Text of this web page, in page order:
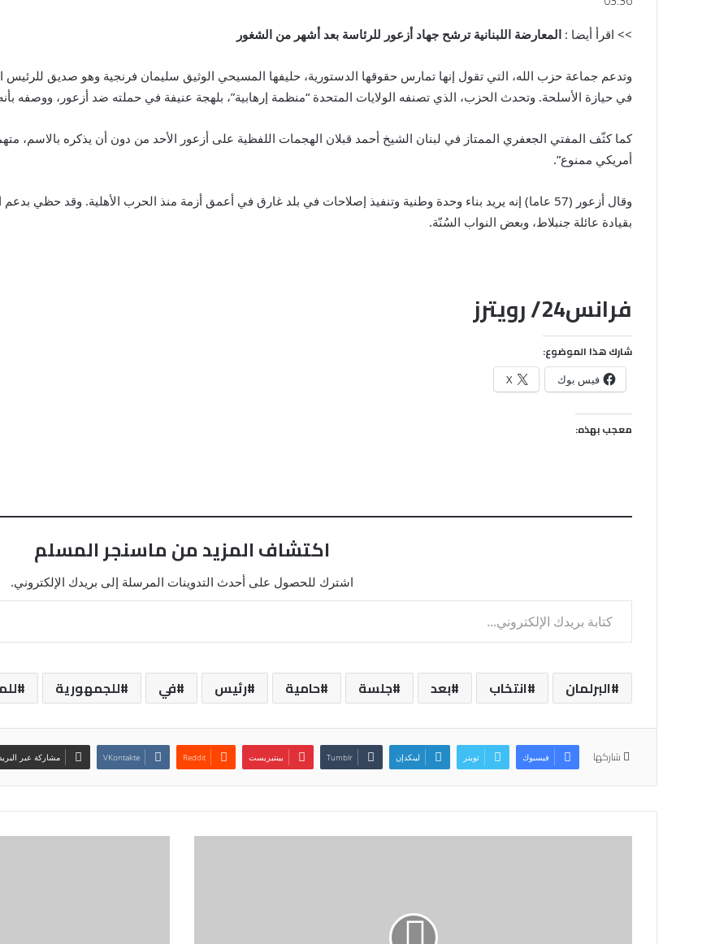
>> اقرأ أيضا : المعارضة اللبنانية ترشح جهاد أزعور للرئاسة بعد أشهر من الشغور
وتدعم جماعة حزب الله، التي تقول إنها تمارس حقوقها الدستورية، حليفها المسيحي الوثيق سليمان فرنجية وهو صديق
في حيازة الأسلحة. وتحدث الحزب، الذي تصنفه الولايات المتحدة “منظمة إرهابية”، بلهجة عنيفة في حملته ضد أزعور، ووصفه
كما كثّف المفتي الجعفري الممتاز في لبنان الشيخ أحمد قبلان الهجمات اللفظية على أزعور الأحد من دون أن يذكره بالاسم،
أمريكي ممنوع”.
وقال أزعور (57 عاما) إنه يريد بناء وحدة وطنية وتنفيذ إصلاحات في بلد غارق في أعمق أزمة منذ الحرب الأهلية. وقد
بقيادة عائلة جنبلاط، وبعض النواب السُنّة.
فرانس24/ رويترز
شارك هذا الموضوع:
فيس بوك X
معجب بهذه:
اكتشاف المزيد من ماسنجر المسلم
اشترك للحصول على أحدث التدوينات المرسلة إلى بريدك الإلكتروني.
كتابة بريدك الإلكتروني...
البرلمان انتخاب بعد جلسة حامية رئيس في للجمهورية
شاركها فيسبوك تويتر لينكدإن بينتيريست مشاركة عبر البريد